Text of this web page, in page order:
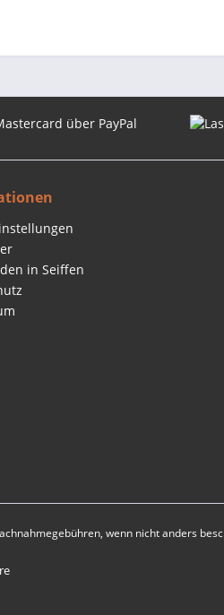
in Seiffen
wenn nicht anders